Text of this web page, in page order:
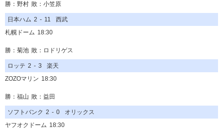
勝：野村 敗：小笠原
日本ハム 2 - 11
西武
札幌ドーム 18:30
勝：菊池 敗：ロドリゲス
ロッテ 2 - 3
楽天
ZOZOマリン 18:30
勝：福山 敗：益田
ソフトバンク 2 - 0
オリックス
ヤフオクドーム 18:30